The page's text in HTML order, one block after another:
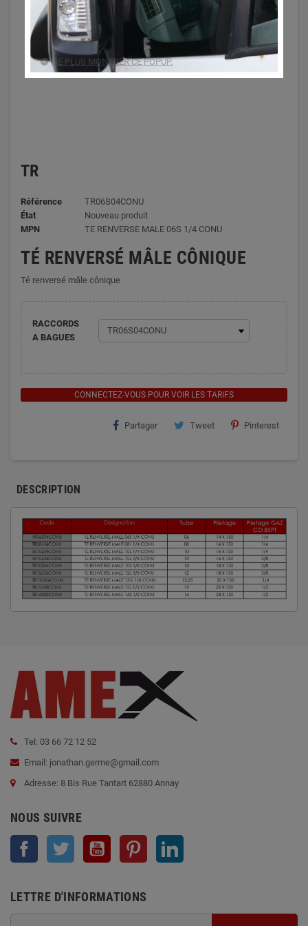
TR
Référence
TR06S04CONU
État
Nouveau produit
MPN
TE RENVERSE MALE 06S 1/4 CONU
TÉ RENVERSÉ MÂLE CÔNIQUE
Té renversé mâle cônique
RACCORDS
A BAGUES
CONNECTEZ-VOUS POUR VOIR LES TARIFS
Partager Tweet Pinterest
DESCRIPTION
Tel: 03 66 72 12 52
Email: jonathan.germe@gmail.com
Adresse: 8 Bis Rue Tantart 62880 Annay
NOUS SUIVRE
Facebook Twitter YouTube Pinterest
LETTRE D'INFORMATIONS
NE PLUS MONTRER CE POPUP.